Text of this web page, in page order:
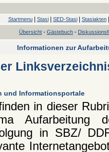
Startmenu| Stasi| SED-Stasi| Stasiakten
Übersicht - Gästebuch -
Informationen zur
und Informationsportale
in dieser
Aufarbeitung
in SBZ/